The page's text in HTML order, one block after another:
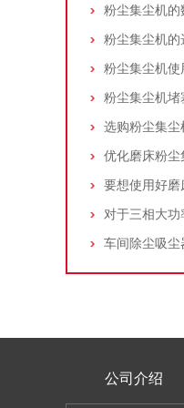
粉尘集尘机
粉尘集尘机
粉尘集尘机堵
公司介绍